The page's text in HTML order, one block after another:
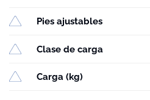
Pies ajustables
Clase de carga
Carga (kg)